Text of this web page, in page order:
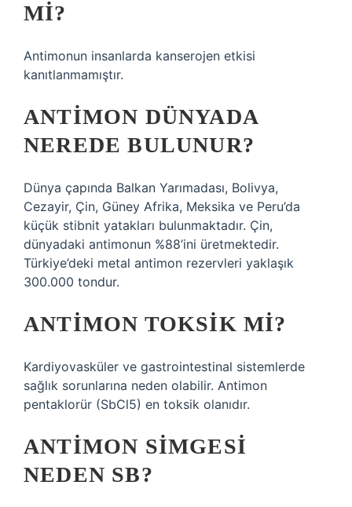
MI?
Antimonun insanlarda kanserojen etkisi
kanıtlanmamıştır.
ANTIMON DÜNYADA
NEREDE BULUNUR?
Dünya çapında Balkan Yarımadası, Bolivya,
Cezayir, Çin, Güney Afrika, Meksika ve Peru’da
küçük stibnit yatakları bulunmaktadır. Çin,
dünyadaki antimonun %88’ini üretmektedir.
Türkiye’deki metal antimon rezervleri yaklaşık
300.000 tondur.
ANTIMON TOKSIK MI?
Kardiyovasküler ve gastrointestinal sistemlerde
sağlık sorunlarına neden olabilir. Antimon
pentaklorür (SbCl5) en toksik olanıdır.
ANTIMON SIMGESI
NEDEN SB?